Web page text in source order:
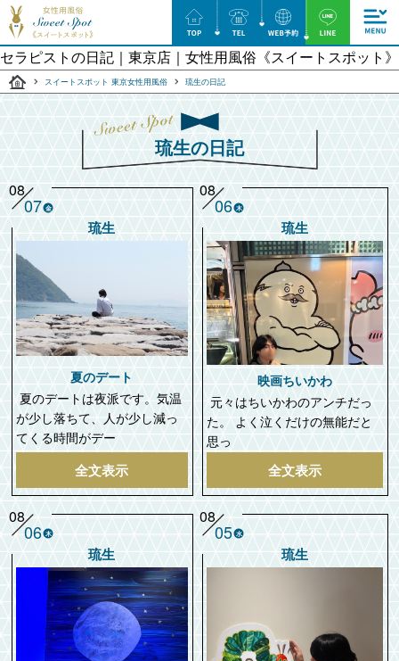
セラピストの日記｜東京店｜⼥性⽤⾵俗《スイートスポット》
スイートスポット 東京女性用風俗 琉生の日記
琉生の日記
琉生
夏のデート
夏のデートは夜派です。気温
が少し落ちて、人が少し減っ
てくる時間がデー
全文表示
08
07 金
琉生
映画ちいかわ
元々はちいかわのアンチだっ
た。 よく泣くだけの無能だと
思っ
全文表示
08
06 木
琉生
08
06 木
琉生
08
05 水